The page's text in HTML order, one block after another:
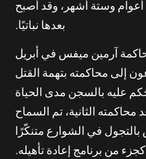
أعوام وستة أشهر، وقد أصبح
بعدها نباتيًا.
آرمين ميفس في أبريل
إلى محاكمته بتهمة القتل
عليه بالسجن مدى الحياة
مايو 2006 بعد محاكمته الثانية، تم السماح
في الشوارع متنكّرًا
كجزء من برنامج إعادة تأهيله.